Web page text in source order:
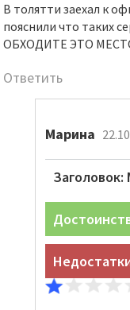
В толятти заехал к
пояснили что таких
ОБХОДИТЕ ЭТО
Ответить
Марина